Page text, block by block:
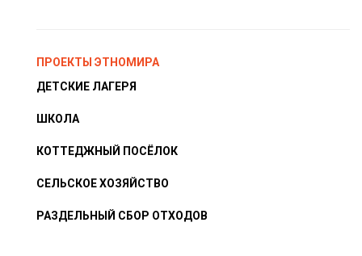
ПРОЕКТЫ ЭТНОМИРА
ДЕТСКИЕ ЛАГЕРЯ
ШКОЛА
КОТТЕДЖНЫЙ ПОСЁЛОК
СЕЛЬСКОЕ ХОЗЯЙСТВО
РАЗДЕЛЬНЫЙ СБОР ОТХОДОВ